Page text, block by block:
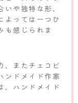
や独特な形、
よっては一つひ
も感じられま
、またチェコビ
ンドメイド作家
、ハンドメイド